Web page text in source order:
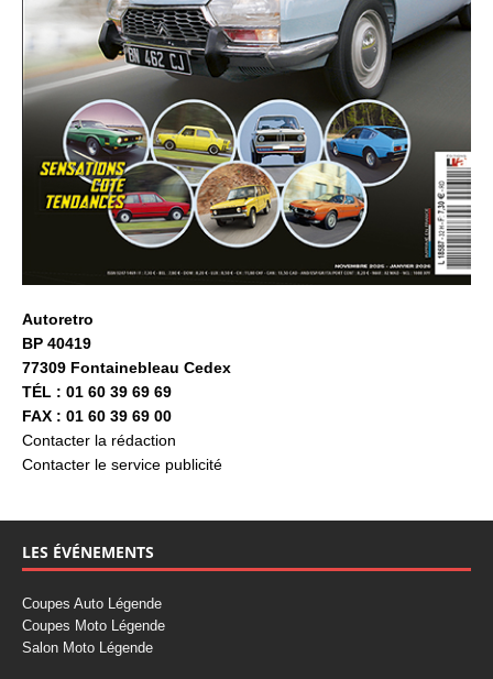
Autoretro
BP 40419
77309 Fontainebleau Cedex
TÉL : 01 60 39 69 69
FAX : 01 60 39 69 00
Contacter la rédaction
Contacter le service publicité
LES ÉVÉNEMENTS
Coupes Auto Légende
Coupes Moto Légende
Salon Moto Légende